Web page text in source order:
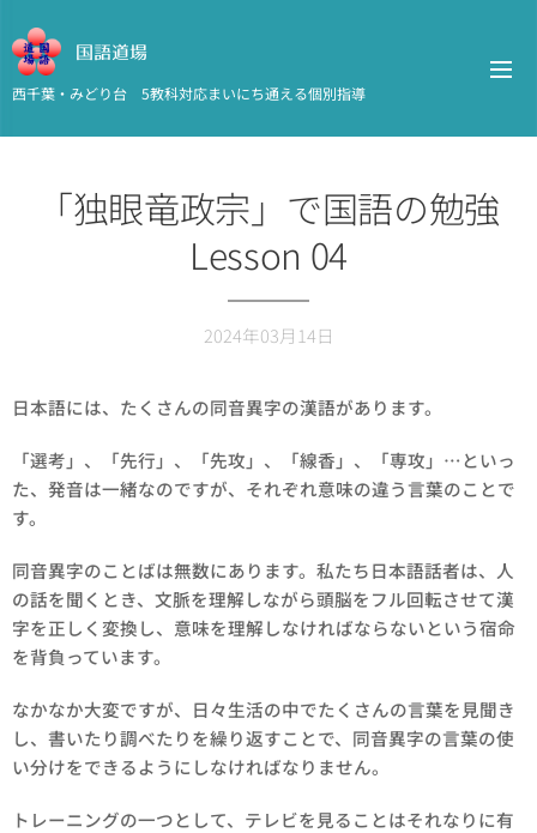
国語道場
西千葉・みどり台 5教科対応まいにち通える個別指導
「独眼竜政宗」で国語の勉強
Lesson 04
2024年03月14日
日本語には、たくさんの同音異字の漢語があります。
「選考」、「先行」、「先攻」、「線香」、「専攻」…といっ
た、発音は一緒なのですが、それぞれ意味の違う言葉のことで
す。
同音異字のことばは無数にあります。私たち日本語話者は、人
の話を聞くとき、文脈を理解しながら頭脳をフル回転させて漢
字を正しく変換し、意味を理解しなければならないという宿命
を背負っています。
なかなか大変ですが、日々生活の中でたくさんの言葉を見聞き
し、書いたり調べたりを繰り返すことで、同音異字の言葉の使
い分けをできるようにしなければなりません。
トレーニングの一つとして、テレビを見ることはそれなりに有